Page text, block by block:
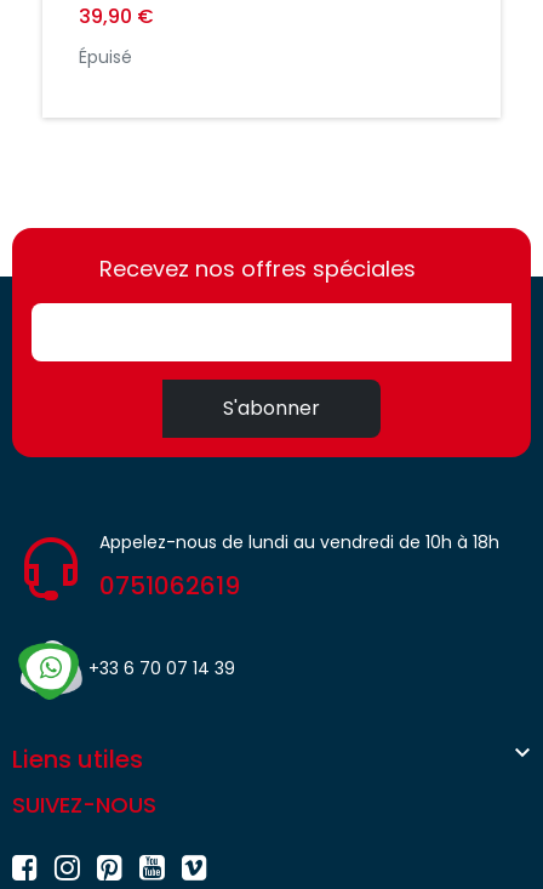
39,90 €
Épuisé
https://france-
access.fr
https://france-
access.fr
Recevez nos offres spéciales
S'abonner
Appelez-nous de lundi au vendredi de 10h à 18h
0751062619
+33 6 70 07 14 39
Liens utiles 
SUIVEZ-NOUS